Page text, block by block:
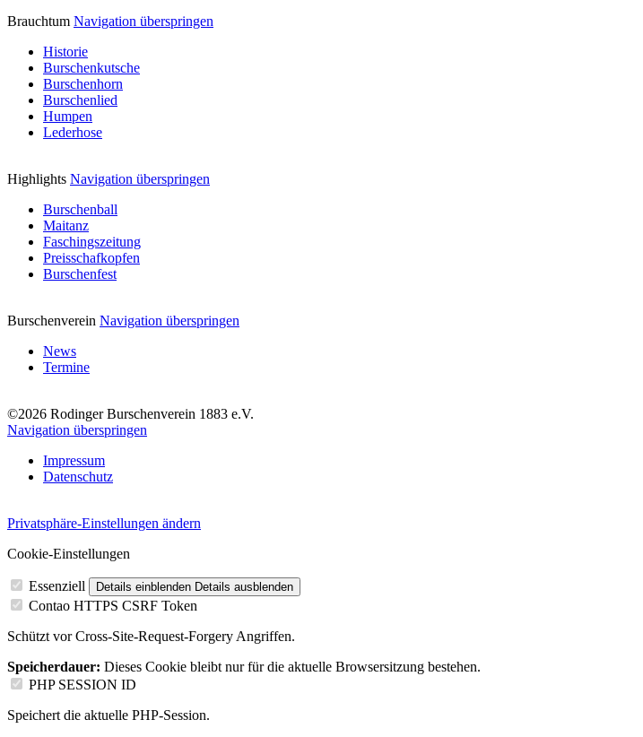
Brauchtum Navigation überspringen
Historie
Burschenkutsche
Burschenhorn
Burschenlied
Humpen
Lederhose
Highlights Navigation überspringen
Burschenball
Maitanz
Faschingszeitung
Preisschafkopfen
Burschenfest
Burschenverein Navigation überspringen
News
Termine
©2026 Rodinger Burschenverein 1883 e.V.
Navigation überspringen
Impressum
Datenschutz
Privatsphäre-Einstellungen ändern
Cookie-Einstellungen
Essenziell Details einblenden Details ausblenden
Contao HTTPS CSRF Token
Schützt vor Cross-Site-Request-Forgery Angriffen.
Speicherdauer: Dieses Cookie bleibt nur für die aktuelle Browsersitzung bestehen.
PHP SESSION ID
Speichert die aktuelle PHP-Session.